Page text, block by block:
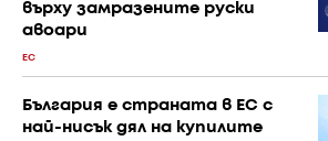
върху замразените руски
авоари
ЕС
България е страната в ЕС с
най-нисък дял на купилите